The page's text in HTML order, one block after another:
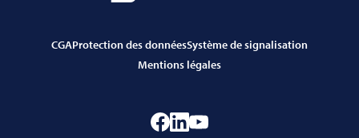
CGAProtection des donnéesSystème de signalisation
Mentions légales